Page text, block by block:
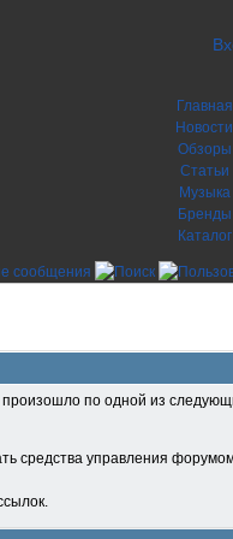
Главная
Новости
Обзоры
Статьи
Музыка
Бренды
Каталог
по одной из
средства управления